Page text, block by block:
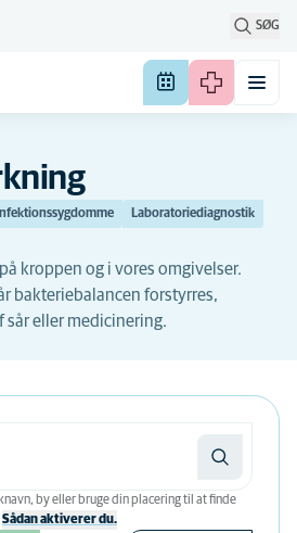
SØG
Infektionssygdomme Laboratoriediagnostik
kroppen og i vores omgivelser.
bakteriebalancen forstyrres,
eller medicinering.
by eller bruge din placering til at finde
Sådan aktiverer du.